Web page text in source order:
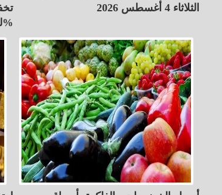
الثلاثاء 4 أغسطس 2026
لـ70%